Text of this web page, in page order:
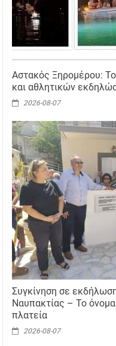
Αστακός Ξηρομέρου:
και αθλητικών
2026-08-07
Συγκίνηση σε
Ναυπακτίας – Το
πλατεία
2026-08-07